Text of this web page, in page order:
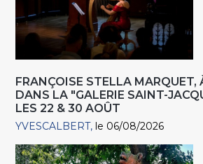
FRANÇOISE STELLA MARQUET,
DANS LA "GALERIE SAINT-
LES 22 & 30 AOÛT
YVESCALBERT le 06/08/2026